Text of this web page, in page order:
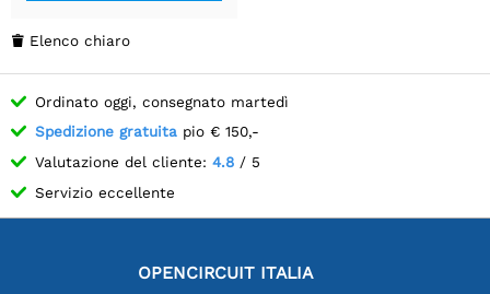
 Elenco chiaro
Ordinato oggi, consegnato martedì
Spedizione gratuita pio € 150,-
Valutazione del cliente: 4.8 / 5
Servizio eccellente
OPENCIRCUIT ITALIA